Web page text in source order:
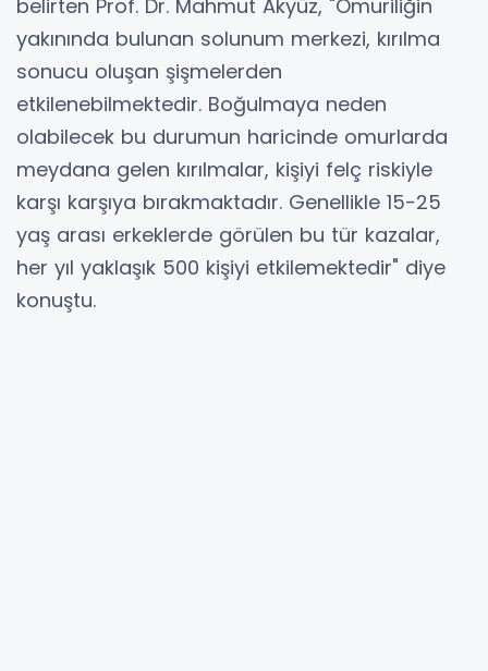
belirten Prof. Dr. Mahmut Akyüz, "Omuriliğin
yakınında bulunan solunum merkezi, kırılma
sonucu oluşan şişmelerden
etkilenebilmektedir. Boğulmaya neden
olabilecek bu durumun haricinde omurlarda
meydana gelen kırılmalar, kişiyi felç riskiyle
karşı karşıya bırakmaktadır. Genellikle 15-25
yaş arası erkeklerde görülen bu tür kazalar,
her yıl yaklaşık 500 kişiyi etkilemektedir" diye
konuştu.